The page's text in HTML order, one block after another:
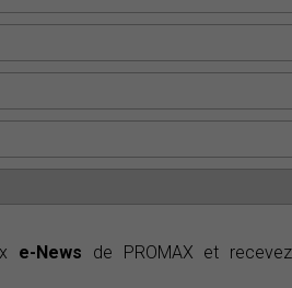
e-News de PROMAX et